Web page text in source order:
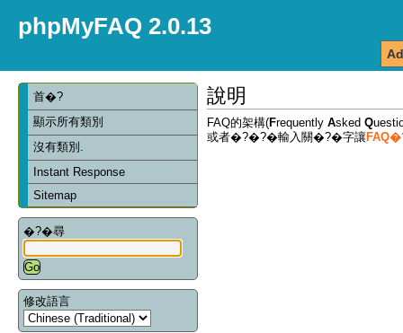
phpMyFAQ 2.0.13
首�?
顯示所有類別
沒有類別.
Instant Response
Sitemap
�?�尋
修改語言
說明
FAQ的架構(Frequently Asked Q
或者�?�?�輸入關�?�字讓